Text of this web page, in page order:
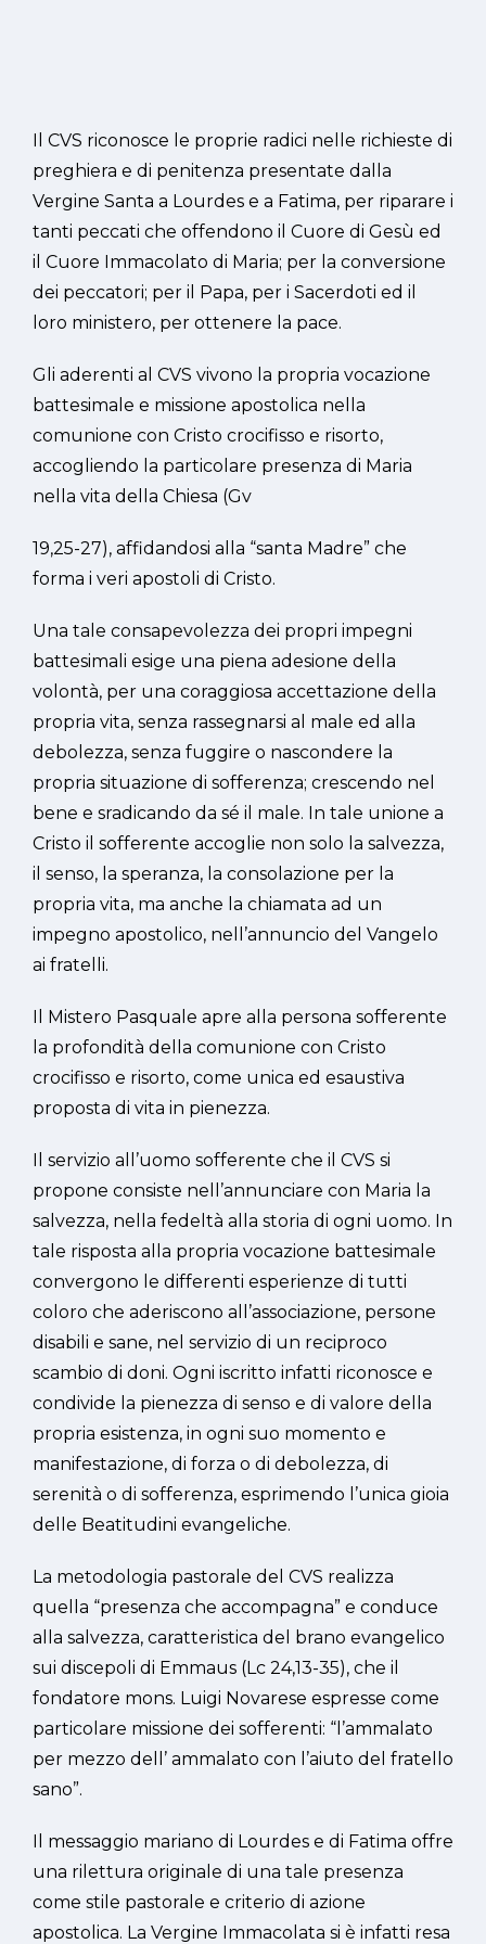
Il CVS riconosce le proprie radici nelle richieste di
preghiera e di penitenza presentate dalla
Vergine Santa a Lourdes e a Fatima, per riparare i
tanti peccati che offendono il Cuore di Gesù ed
il Cuore Immacolato di Maria; per la conversione
dei peccatori; per il Papa, per i Sacerdoti ed il
loro ministero, per ottenere la pace.
Gli aderenti al CVS vivono la propria vocazione
battesimale e missione apostolica nella
comunione con Cristo crocifisso e risorto,
accogliendo la particolare presenza di Maria
nella vita della Chiesa (Gv
19,25-27), affidandosi alla “santa Madre” che
forma i veri apostoli di Cristo.
Una tale consapevolezza dei propri impegni
battesimali esige una piena adesione della
volontà, per una coraggiosa accettazione della
propria vita, senza rassegnarsi al male ed alla
debolezza, senza fuggire o nascondere la
propria situazione di sofferenza; crescendo nel
bene e sradicando da sé il male. In tale unione a
Cristo il sofferente accoglie non solo la salvezza,
il senso, la speranza, la consolazione per la
propria vita, ma anche la chiamata ad un
impegno apostolico, nell’annuncio del Vangelo
ai fratelli.
Il Mistero Pasquale apre alla persona sofferente
la profondità della comunione con Cristo
crocifisso e risorto, come unica ed esaustiva
proposta di vita in pienezza.
Il servizio all’uomo sofferente che il CVS si
propone consiste nell’annunciare con Maria la
salvezza, nella fedeltà alla storia di ogni uomo. In
tale risposta alla propria vocazione battesimale
convergono le differenti esperienze di tutti
coloro che aderiscono all’associazione, persone
disabili e sane, nel servizio di un reciproco
scambio di doni. Ogni iscritto infatti riconosce e
condivide la pienezza di senso e di valore della
propria esistenza, in ogni suo momento e
manifestazione, di forza o di debolezza, di
serenità o di sofferenza, esprimendo l’unica gioia
delle Beatitudini evangeliche.
La metodologia pastorale del CVS realizza
quella “presenza che accompagna” e conduce
alla salvezza, caratteristica del brano evangelico
sui discepoli di Emmaus (Lc 24,13-35), che il
fondatore mons. Luigi Novarese espresse come
particolare missione dei sofferenti: “l’ammalato
per mezzo dell’ ammalato con l’aiuto del fratello
sano”.
Il messaggio mariano di Lourdes e di Fatima offre
una rilettura originale di una tale presenza
come stile pastorale e criterio di azione
apostolica. La Vergine Immacolata si è infatti resa